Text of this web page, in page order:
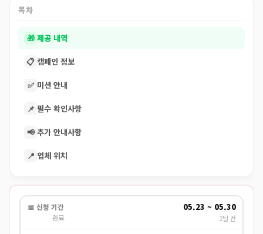
목차
🎁 제공 내역
📋 캠페인 정보
✅ 미션 안내
📌 필수 확인사항
📢 추가 안내사항
📍 업체 위치
📅 신청 기간
완료
05.23 ~ 05.30
2달 전